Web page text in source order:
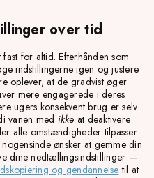
over tid
for altid. Efterhånden som
indstillingerne igen og justere
oplever, at de gradvist øger
mere engagerede i deres
ugers konsekvent brug er selv
vanen med ikke at deaktivere
alle omstændigheder tilpasser
ønsker at gemme din
dine nedtællingsindstillinger —
og gendannelse til at